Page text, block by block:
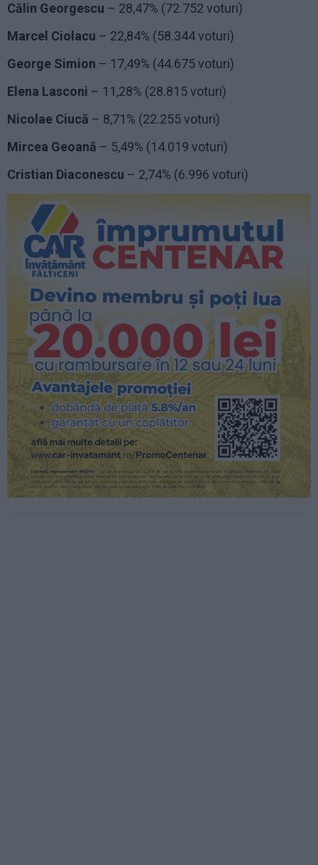
Călin Georgescu – 28,47% (72.752 voturi)
Marcel Ciolacu – 22,84% (58.344 voturi)
George Simion – 17,49% (44.675 voturi)
Elena Lasconi – 11,28% (28.815 voturi)
Nicolae Ciucă – 8,71% (22.255 voturi)
Mircea Geoană – 5,49% (14.019 voturi)
Cristian Diaconescu – 2,74% (6.996 voturi)